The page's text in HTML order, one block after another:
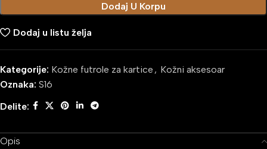
Dodaj U Korpu
Dodaj u listu želja
Kategorije: Kožne futrole za kartice , Kožni aksesoar
Oznaka: S16
Delite:
Opis